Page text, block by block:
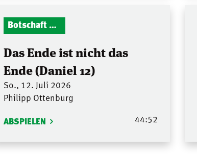
Botschaft Zionshalle
Das Ende ist nicht das
Ende (Daniel 12)
So., 12. Juli 2026
Philipp Ottenburg
ABSPIELEN 44:52